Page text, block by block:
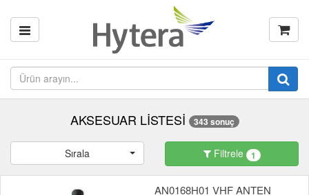
AKSESUAR LİSTESİ 343 sonuç
Sırala Filtrele 1
AN0168H01 VHF ANTEN